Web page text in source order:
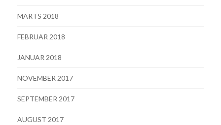
MARTS 2018
FEBRUAR 2018
JANUAR 2018
NOVEMBER 2017
SEPTEMBER 2017
AUGUST 2017